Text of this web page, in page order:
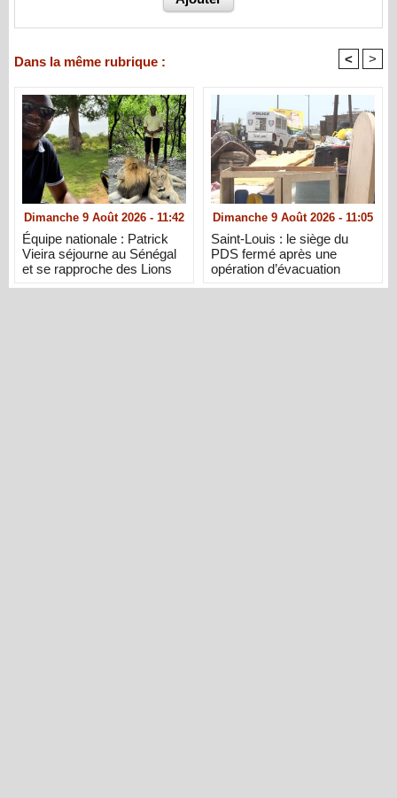
Dans la même rubrique : < >
Dimanche 9 Août 2026 - 11:42
Équipe nationale : Patrick
Vieira séjourne au Sénégal
et se rapproche des Lions
Dimanche 9 Août 2026 - 11:05
Saint-Louis : le siège du
PDS fermé après une
opération d’évacuation